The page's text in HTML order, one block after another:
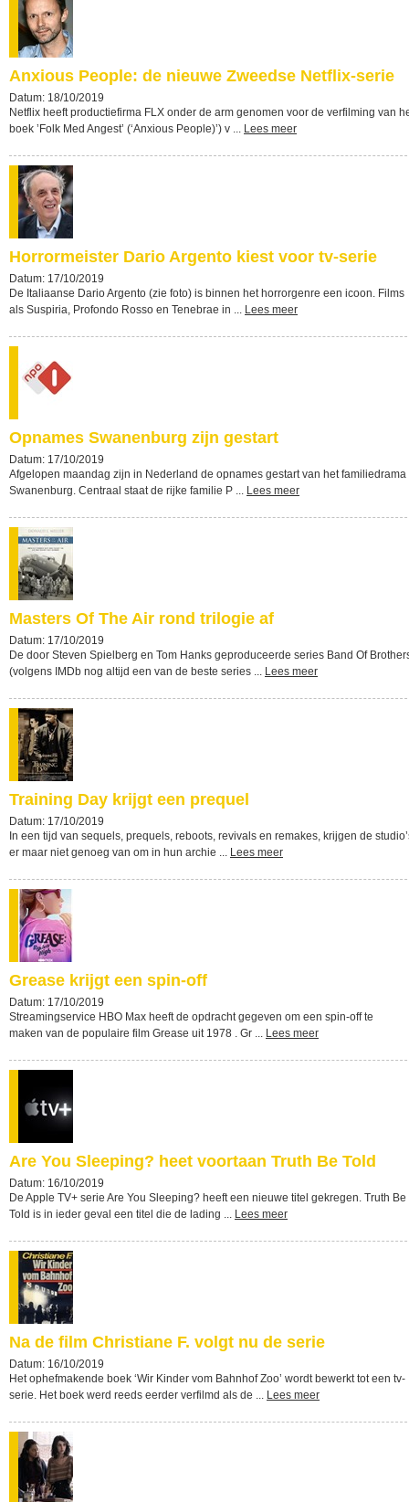
Anxious People: de nieuwe Zweedse Netflix-serie
Datum: 18/10/2019
Netflix heeft productiefirma FLX onder de arm genomen voor de verfilming van
boek ’Folk Med Angest’ (‘Anxious People)’) v ... Lees meer
Horrormeister Dario Argento kiest voor tv-serie
Datum: 17/10/2019
De Italiaanse Dario Argento (zie foto) is binnen het horrorgenre een icoon. Films
als Suspiria, Profondo Rosso en Tenebrae in ... Lees meer
Opnames Swanenburg zijn gestart
Datum: 17/10/2019
Afgelopen maandag zijn in Nederland de opnames gestart van het familiedrama
Swanenburg. Centraal staat de rijke familie P ... Lees meer
Masters Of The Air rond trilogie af
Datum: 17/10/2019
De door Steven Spielberg en Tom Hanks geproduceerde series Band Of
(volgens IMDb nog altijd een van de beste series ... Lees meer
Training Day krijgt een prequel
Datum: 17/10/2019
In een tijd van sequels, prequels, reboots, revivals en remakes, krijgen de
er maar niet genoeg van om in hun archie ... Lees meer
Grease krijgt een spin-off
Datum: 17/10/2019
Streamingservice HBO Max heeft de opdracht gegeven om een spin-off te
maken van de populaire film Grease uit 1978 . Gr ... Lees meer
Are You Sleeping? heet voortaan Truth Be Told
Datum: 16/10/2019
De Apple TV+ serie Are You Sleeping? heeft een nieuwe titel gekregen. Truth Be
Told is in ieder geval een titel die de lading ... Lees meer
Na de film Christiane F. volgt nu de serie
Datum: 16/10/2019
Het ophefmakende boek ‘Wir Kinder vom Bahnhof Zoo’ wordt bewerkt tot een tv-
serie. Het boek werd reeds eerder verfilmd als de ... Lees meer